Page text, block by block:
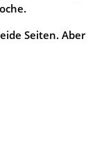
Seiten. Aber